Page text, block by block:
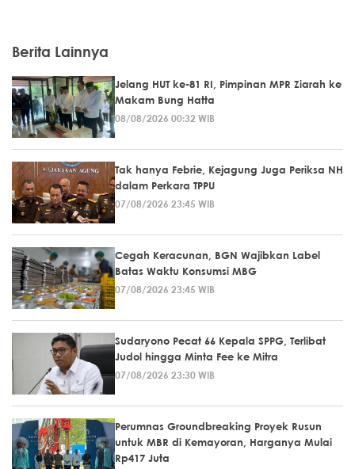
Berita Lainnya
Jelang HUT ke-81 RI, Pimpinan MPR Ziarah ke
Makam Bung Hatta
08/08/2026 00:32 WIB
Tak hanya Febrie, Kejagung Juga Periksa NH
dalam Perkara TPPU
07/08/2026 23:45 WIB
Cegah Keracunan, BGN Wajibkan Label
Batas Waktu Konsumsi MBG
07/08/2026 23:45 WIB
Sudaryono Pecat 66 Kepala SPPG, Terlibat
Judol hingga Minta Fee ke Mitra
07/08/2026 23:30 WIB
Perumnas Groundbreaking Proyek Rusun
untuk MBR di Kemayoran, Harganya Mulai
Rp417 Juta